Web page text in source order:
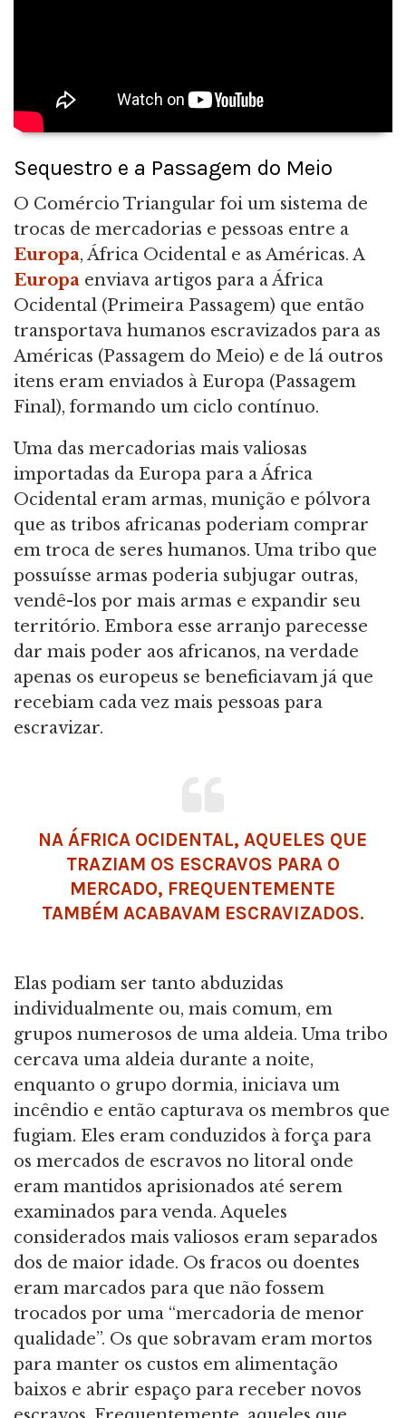
Sequestro e a Passagem do Meio
O Comércio Triangular foi um sistema de
trocas de mercadorias e pessoas entre a
Europa, África Ocidental e as Américas. A
Europa enviava artigos para a África
Ocidental (Primeira Passagem) que então
transportava humanos escravizados para as
Américas (Passagem do Meio) e de lá outros
itens eram enviados à Europa (Passagem
Final), formando um ciclo contínuo.
Uma das mercadorias mais valiosas
importadas da Europa para a África
Ocidental eram armas, munição e pólvora
que as tribos africanas poderiam comprar
em troca de seres humanos. Uma tribo que
possuísse armas poderia subjugar outras,
vendê-los por mais armas e expandir seu
território. Embora esse arranjo parecesse
dar mais poder aos africanos, na verdade
apenas os europeus se beneficiavam já que
recebiam cada vez mais pessoas para
escravizar.
NA ÁFRICA OCIDENTAL, AQUELES QUE
TRAZIAM OS ESCRAVOS PARA O
MERCADO, FREQUENTEMENTE
TAMBÉM ACABAVAM ESCRAVIZADOS.
Elas podiam ser tanto abduzidas
individualmente ou, mais comum, em
grupos numerosos de uma aldeia. Uma tribo
cercava uma aldeia durante a noite,
enquanto o grupo dormia, iniciava um
incêndio e então capturava os membros que
fugiam. Eles eram conduzidos à força para
os mercados de escravos no litoral onde
eram mantidos aprisionados até serem
examinados para venda. Aqueles
considerados mais valiosos eram separados
dos de maior idade. Os fracos ou doentes
eram marcados para que não fossem
trocados por uma “mercadoria de menor
qualidade”. Os que sobravam eram mortos
para manter os custos em alimentação
baixos e abrir espaço para receber novos